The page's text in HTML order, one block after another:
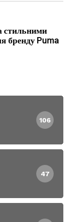
стильними
бренду Puma
106
47